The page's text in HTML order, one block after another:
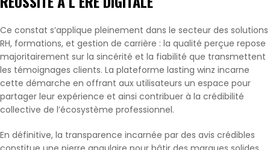
Ce constat s’applique pleinement dans le secteur des solutions
RH, formations, et gestion de carrière : la qualité perçue repose
majoritairement sur la sincérité et la fiabilité que transmettent
les témoignages clients. La plateforme lasting winz incarne
cette démarche en offrant aux utilisateurs un espace pour
partager leur expérience et ainsi contribuer à la crédibilité
collective de l’écosystème professionnel.
En définitive, la transparence incarnée par des avis crédibles